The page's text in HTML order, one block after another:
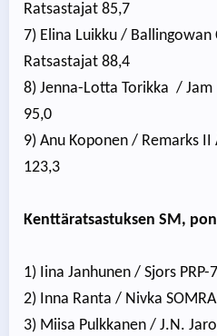
Ratsastajat 85,7
7) Elina Luikku / Ballingowan
Ratsastajat 88,4
8) Jenna-Lotta Torikka / Jam
95,0
9) Anu Koponen / Remarks
123,3
Kenttäratsastuksen SM,
1) Iina Janhunen / Sjors PRP-
2) Inna Ranta / Nivka
3) Miisa Pulkkanen / J.N.